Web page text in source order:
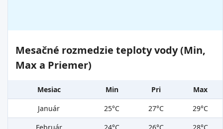
Mesačné rozmedzie teploty vody (Min,
Max a Priemer)
Mesiac Min Pri
Max
Január
25°C 27°C
29°C